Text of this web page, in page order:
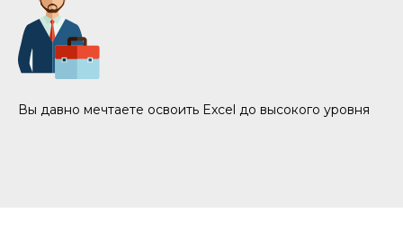
Вы давно мечтаете освоить Excel до высокого уровня